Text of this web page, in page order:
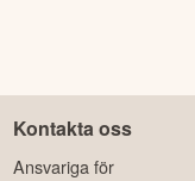
Kontakta oss
Ansvariga för